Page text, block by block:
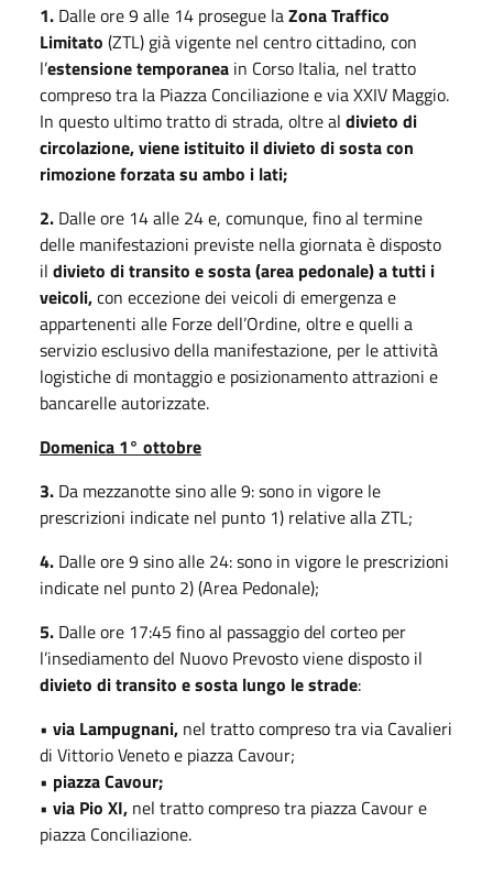
1. Dalle ore 9 alle 14 prosegue laZona Traffico
Limitato (ZTL) già vigente nel centro cittadino, con
l’estensione temporanea in Corso Italia, nel tratto
compreso tra la Piazza Conciliazione e via XXIV Maggio.
In questo ultimo tratto di strada, oltre al divieto di
circolazione, viene istituito il divieto di sosta con
rimozione forzata su ambo i lati;
2. Dalle ore 14 alle 24 e, comunque, fino al termine
delle manifestazioni previste nella giornata è disposto
il divieto di transito e sosta (area pedonale) a tutti i
veicoli,con eccezione dei veicoli di emergenza e
appartenenti alle Forze dell’Ordine, oltre e quelli a
servizio esclusivo della manifestazione, per le attività
logistiche di montaggio e posizionamento attrazioni e
bancarelle autorizzate.
Domenica 1° ottobre
3. Da mezzanotte sino alle 9: sono in vigore le
prescrizioni indicate nel punto 1) relative alla ZTL;
4. Dalle ore 9 sino alle 24: sono in vigore le prescrizioni
indicate nel punto 2) (Area Pedonale);
5. Dalle ore 17:45 fino al passaggio del corteo per
l’insediamento del Nuovo Prevosto viene disposto il
divieto di transito e sosta lungo le strade:
• via Lampugnani, nel tratto compreso tra via Cavalieri
di Vittorio Veneto e piazza Cavour;
• piazza Cavour;
• via Pio XI, nel tratto compreso tra piazza Cavour e
piazza Conciliazione.